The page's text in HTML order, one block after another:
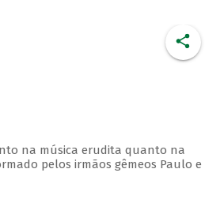
na música erudita quanto na
pelos irmãos gêmeos Paulo e